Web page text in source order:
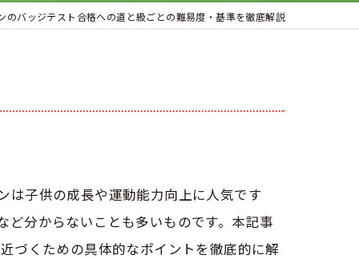
のバッジテスト合格への道と級ごとの難易度・基準を徹底解説
は子供の成長や運動能力向上に人気です
分からないことも多いものです。本記事
づくための具体的なポイントを徹底的に解